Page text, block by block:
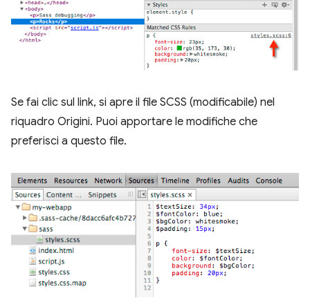
Se fai clic sul link, si apre il file SCSS (modificabile) nel
riquadro Origini. Puoi apportare le modifiche che
preferisci a questo file.